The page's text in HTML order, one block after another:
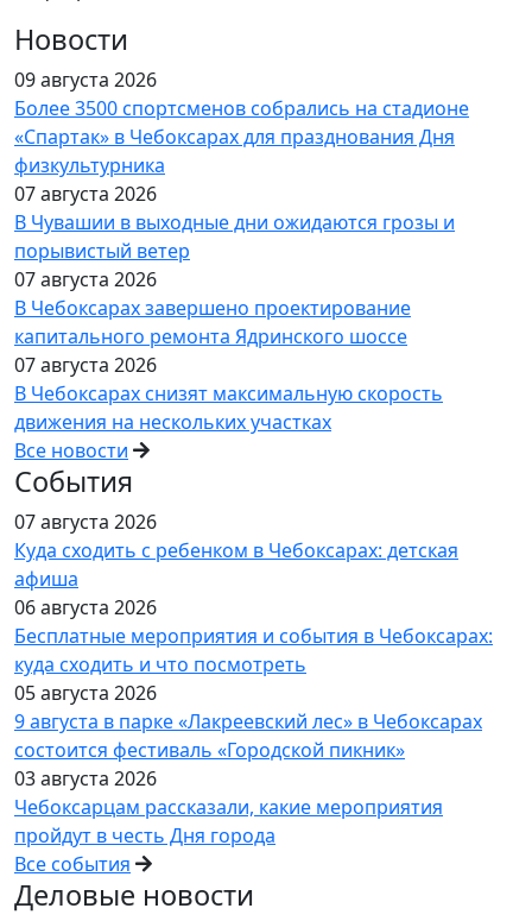
Новости
09 августа 2026
Более 3500 спортсменов собрались на стадионе
«Спартак» в Чебоксарах для празднования Дня
физкультурника
07 августа 2026
В Чувашии в выходные дни ожидаются грозы и
порывистый ветер
07 августа 2026
В Чебоксарах завершено проектирование
капитального ремонта Ядринского шоссе
07 августа 2026
В Чебоксарах снизят максимальную скорость
движения на нескольких участках
Все новости
События
07 августа 2026
Куда сходить с ребенком в Чебоксарах: детская
афиша
06 августа 2026
Бесплатные мероприятия и события в Чебоксарах:
куда сходить и что посмотреть
05 августа 2026
9 августа в парке «Лакреевский лес» в Чебоксарах
состоится фестиваль «Городской пикник»
03 августа 2026
Чебоксарцам рассказали, какие мероприятия
пройдут в честь Дня города
Все события
Деловые новости